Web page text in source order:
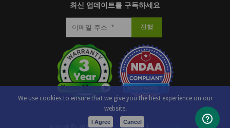
최신 업데이트를 구독하세요
We use cookies to ensure that we give you the best experience on our
website.
I Agree Cancel